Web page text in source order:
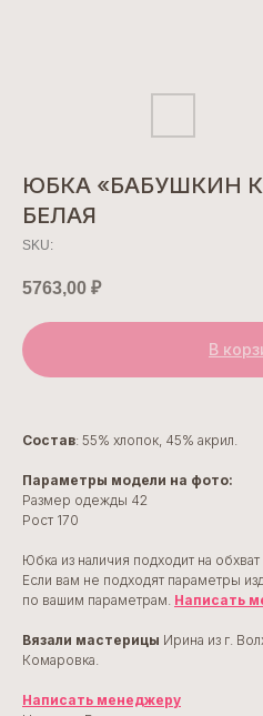
ЮБКА «БАБУШКИН
БЕЛАЯ
SKU:
5763,00 ₽
В
Состав: 55% хлопок, 45% акрил.
Параметры модели на фото:
Размер одежды 42
Рост 170
Юбка из наличия подходит на
Если вам не подходят параметры
по вашим параметрам. Написать
Вязали мастерицы Ирина из г.
Комаровка.
Написать менеджеру